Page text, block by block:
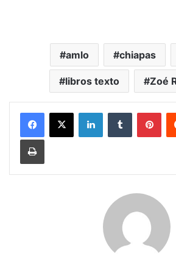
amlo chiapas
libros texto Zoé